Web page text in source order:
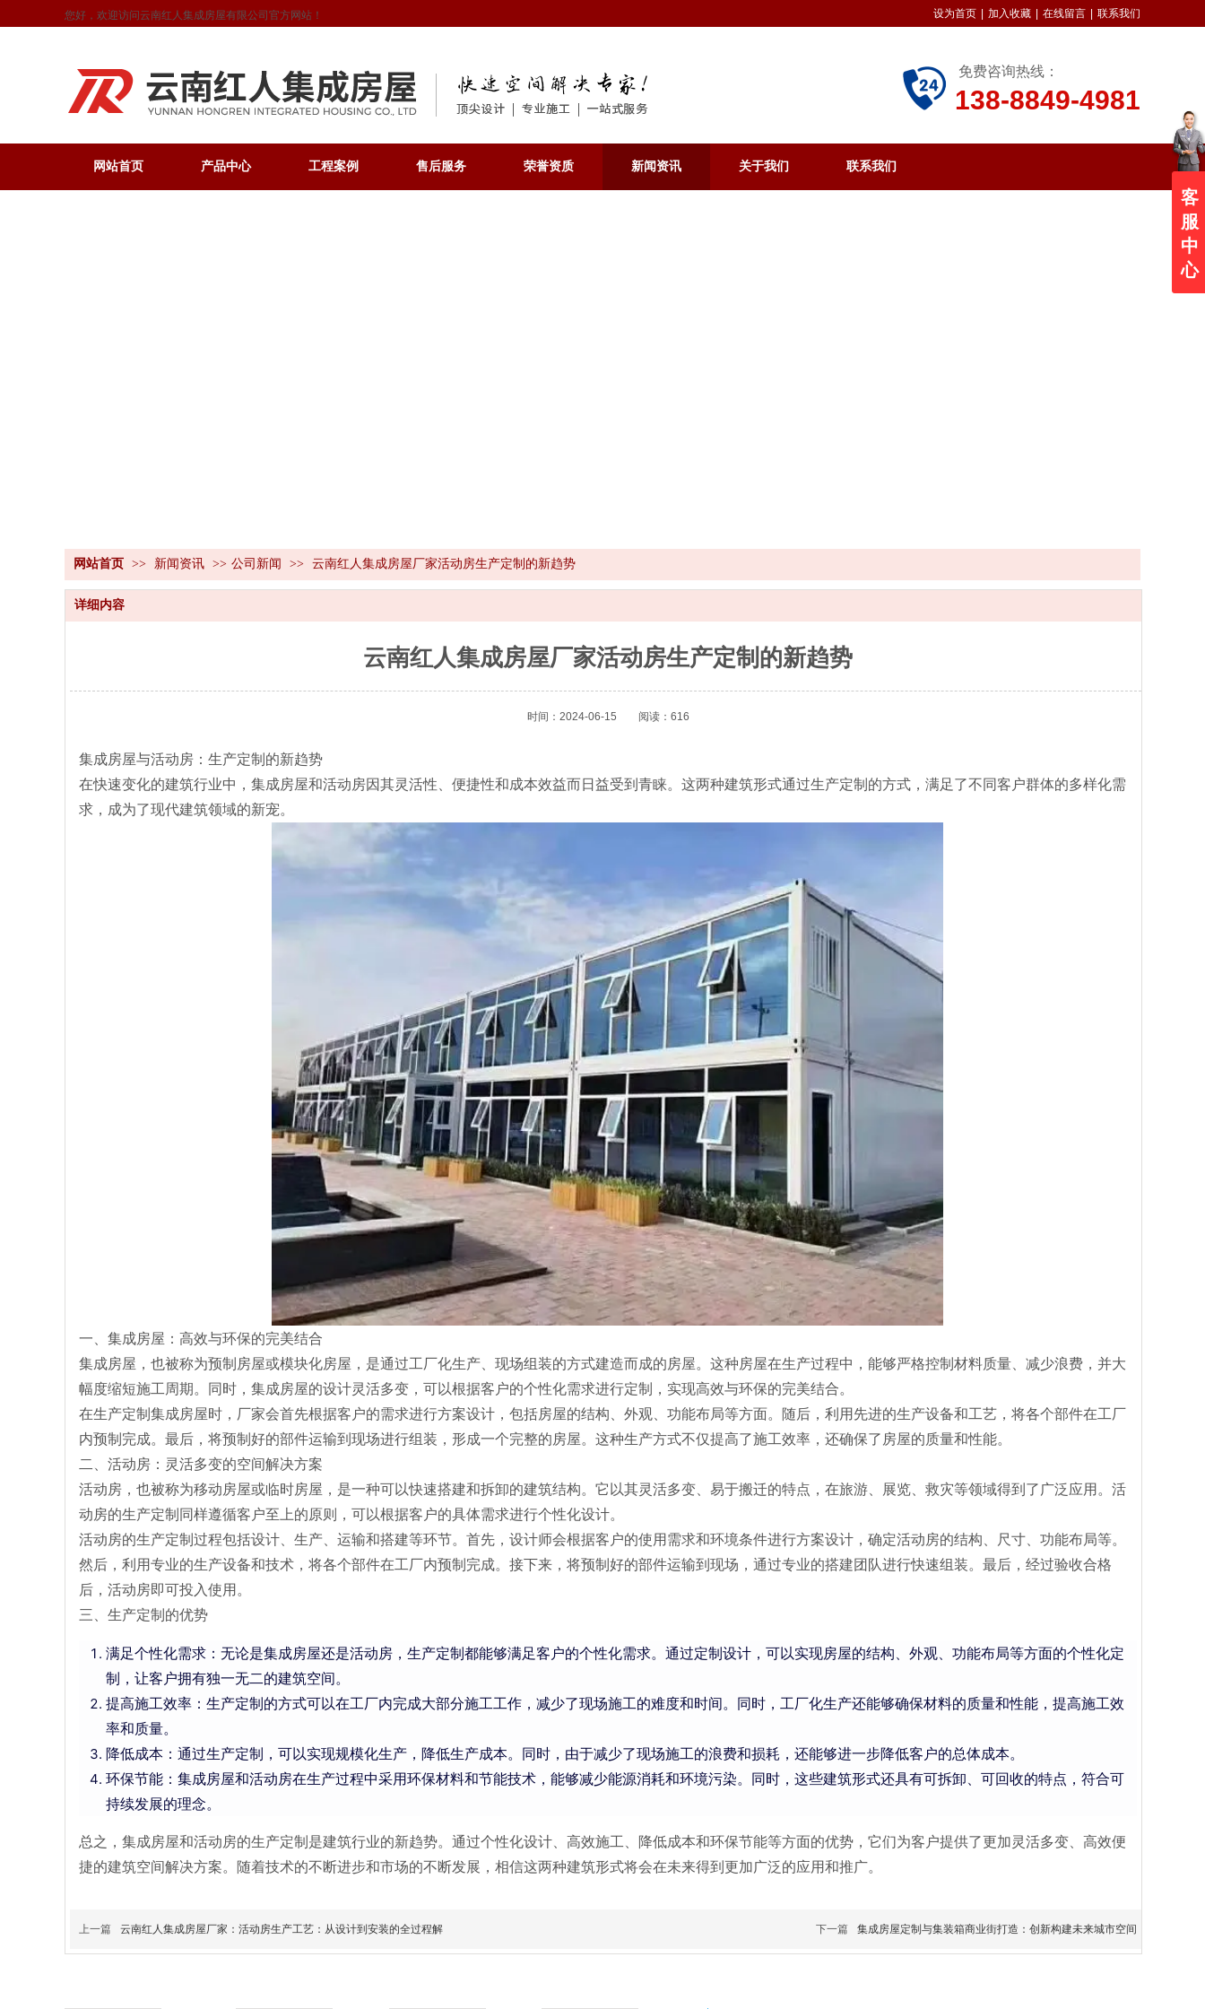
138-8849-4981
您好，欢迎访问云南红人集成房屋有限公司官方网站！
免费咨询热线：
设为首页 加入收藏 在线留言 联系我们
网站首页 产品中心 工程案例 售后服务 荣誉资质 新闻资讯 关于我们 联系我们
网站首页 >> 新闻资讯 >> 公司新闻 >> 云南红人集成房屋厂家活动房生产定制的新趋势
详细内容
云南红人集成房屋厂家活动房生产定制的新趋势
时间：2024-06-15 阅读：616
集成房屋与活动房：生产定制的新趋势
在快速变化的建筑行业中，集成房屋和活动房因其灵活性、便捷性和成本效益而日益受到青睐。这两种建筑形式通过生产定制的方式，满足了不同客户群体的多样化需
求，成为了现代建筑领域的新宠。
一、集成房屋：高效与环保的完美结合
集成房屋，也被称为预制房屋或模块化房屋，是通过工厂化生产、现场组装的方式建造而成的房屋。这种房屋在生产过程中，能够严格控制材料质量、减少浪费，并大
幅度缩短施工周期。同时，集成房屋的设计灵活多变，可以根据客户的个性化需求进行定制，实现高效与环保的完美结合。
在生产定制集成房屋时，厂家会首先根据客户的需求进行方案设计，包括房屋的结构、外观、功能布局等方面。随后，利用先进的生产设备和工艺，将各个部件在工厂
内预制完成。最后，将预制好的部件运输到现场进行组装，形成一个完整的房屋。这种生产方式不仅提高了施工效率，还确保了房屋的质量和性能。
二、活动房：灵活多变的空间解决方案
活动房，也被称为移动房屋或临时房屋，是一种可以快速搭建和拆卸的建筑结构。它以其灵活多变、易于搬迁的特点，在旅游、展览、救灾等领域得到了广泛应用。活
动房的生产定制同样遵循客户至上的原则，可以根据客户的具体需求进行个性化设计。
活动房的生产定制过程包括设计、生产、运输和搭建等环节。首先，设计师会根据客户的使用需求和环境条件进行方案设计，确定活动房的结构、尺寸、功能布局等。
然后，利用专业的生产设备和技术，将各个部件在工厂内预制完成。接下来，将预制好的部件运输到现场，通过专业的搭建团队进行快速组装。最后，经过验收合格
后，活动房即可投入使用。
三、生产定制的优势
满足个性化需求：无论是集成房屋还是活动房，生产定制都能够满足客户的个性化需求。通过定制设计，可以实现房屋的结构、外观、功能布局等方面的个性化定
制，让客户拥有独一无二的建筑空间。
提高施工效率：生产定制的方式可以在工厂内完成大部分施工工作，减少了现场施工的难度和时间。同时，工厂化生产还能够确保材料的质量和性能，提高施工效
率和质量。
降低成本：通过生产定制，可以实现规模化生产，降低生产成本。同时，由于减少了现场施工的浪费和损耗，还能够进一步降低客户的总体成本。
环保节能：集成房屋和活动房在生产过程中采用环保材料和节能技术，能够减少能源消耗和环境污染。同时，这些建筑形式还具有可拆卸、可回收的特点，符合可
持续发展的理念。
总之，集成房屋和活动房的生产定制是建筑行业的新趋势。通过个性化设计、高效施工、降低成本和环保节能等方面的优势，它们为客户提供了更加灵活多变、高效便
捷的建筑空间解决方案。随着技术的不断进步和市场的不断发展，相信这两种建筑形式将会在未来得到更加广泛的应用和推广。
上一篇 云南红人集成房屋厂家：活动房生产工艺：从设计到安装的全过程解 下一篇 集成房屋定制与集装箱商业街打造：创新构建未来城市空间
客
服
中
心